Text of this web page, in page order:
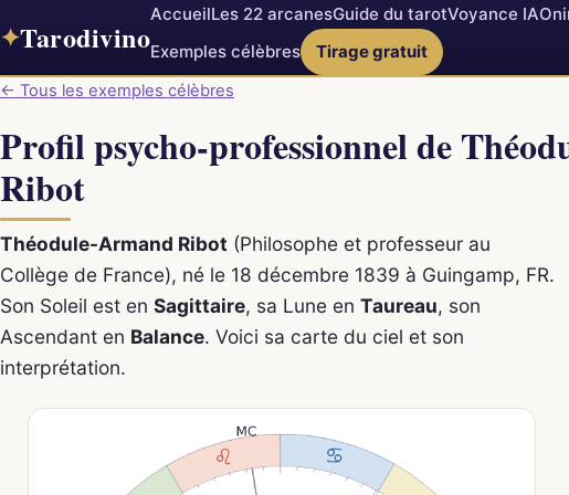
✦Tarodivino
AccueilLes 22 arcanesGuide du tarotVoyance IA
Exemples célèbres
Tirage gratuit
← Tous les exemples célèbres
Profil psycho-professionnel de
Ribot
Théodule-Armand Ribot (Philosophe et professeur au
Collège de France), né le 18 décembre 1839 à Guingamp, FR.
Son Soleil est en Sagittaire, sa Lune en Taureau, son
Ascendant en Balance. Voici sa carte du ciel et son
interprétation.